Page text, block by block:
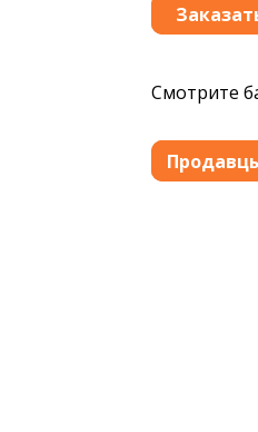
Смотрите